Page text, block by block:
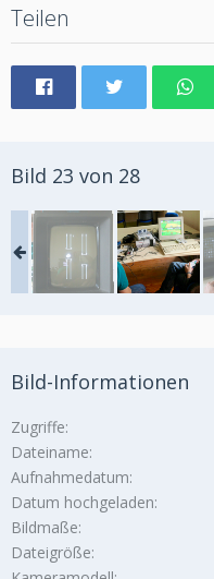
Teilen
Bild 23 von 28
Bild-Informationen
Zugriffe
Dateiname
Aufnahmedatum
Datum hochgeladen
Bildmaße
Dateigröße